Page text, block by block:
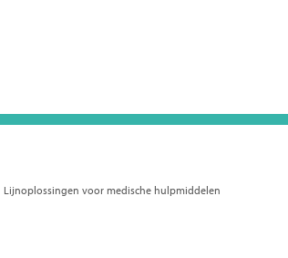
Lijnoplossingen voor medische hulpmiddelen